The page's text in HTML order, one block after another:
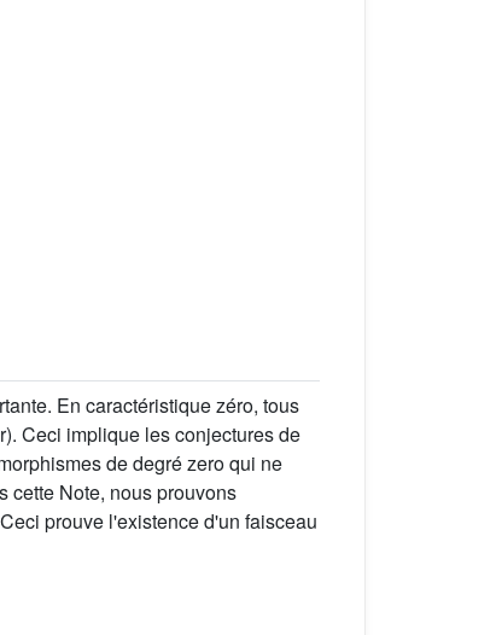
En caractéristique zéro, tous
Ceci implique les conjectures de
de degré zero qui ne
cette Note, nous prouvons
prouve l'existence d'un faisceau